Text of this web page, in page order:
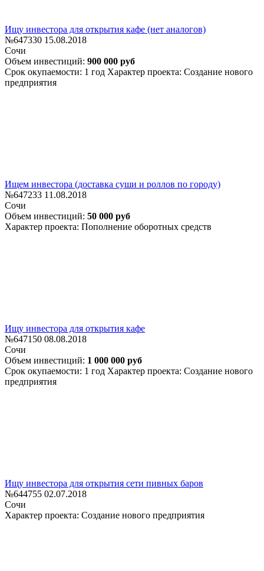
Ищу инвестора для открытия кафе (нет аналогов)
№647330 15.08.2018
Сочи
Объем инвестиций: 900 000 руб
Срок окупаемости: 1 год Характер проекта: Создание нового
предприятия
Ищем инвестора (доставка суши и роллов по городу)
№647233 11.08.2018
Сочи
Объем инвестиций: 50 000 руб
Характер проекта: Пополнение оборотных средств
Ищу инвестора для открытия кафе
№647150 08.08.2018
Сочи
Объем инвестиций: 1 000 000 руб
Срок окупаемости: 1 год Характер проекта: Создание нового
предприятия
Ищу инвестора для открытия сети пивных баров
№644755 02.07.2018
Сочи
Характер проекта: Создание нового предприятия